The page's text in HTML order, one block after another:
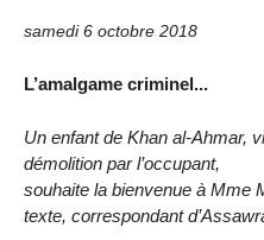
samedi 6 octobre 2018
L’amalgame criminel...
Un enfant de Khan al-Ahmar,
démolition par l’occupant,
souhaite la bienvenue à Mme
texte, correspondant